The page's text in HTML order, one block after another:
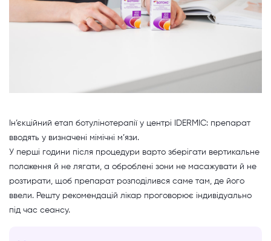
Ін’єкційний етап ботулінотерапії у центрі IDERMIC: препарат
вводять у визначені мімічні м’язи.
У перші години після процедури варто зберігати вертикальне
положення й не лягати, а оброблені зони не масажувати й не
розтирати, щоб препарат розподілився саме там, де його
ввели. Решту рекомендацій лікар проговорює індивідуально
під час сеансу.